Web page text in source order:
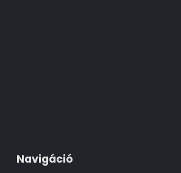
Navigáció